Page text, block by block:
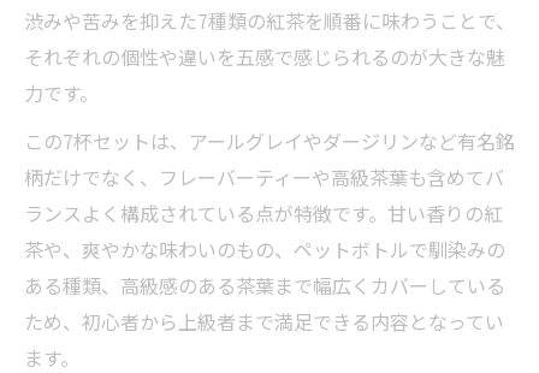
フレーバー紅茶種類も７杯飲み比べで実感
トップアップティー７杯が導く紅茶の違い
験記
紅茶種類の違いと７杯飲み比べのポイント
アールグレイとダージリン７杯で味の違い
確認
人気紅茶種類の違いを７杯で知る方法
フレーバーティーと定番紅茶の７杯比較
渋みや苦みを抑えた7種類の紅茶を順番に味わうことで、
それぞれの個性や違いを五感で感じられるのが大きな魅
力です。
この7杯セットは、アールグレイやダージリンなど有名銘
柄だけでなく、フレーバーティーや高級茶葉も含めてバ
ランスよく構成されている点が特徴です。甘い香りの紅
茶や、爽やかな味わいのもの、ペットボトルで馴染みの
ある種類、高級感のある茶葉まで幅広くカバーしている
ため、初心者から上級者まで満足できる内容となってい
ます。